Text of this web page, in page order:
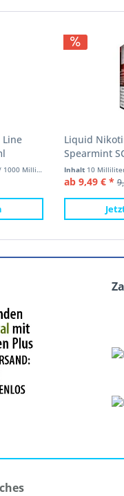
Milliliter)
Liquid
Spearmint
Inhalt 10
ab 9,49 € *